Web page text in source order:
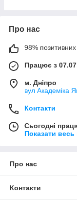
Про нас
98% позитивних
Працює з
м. Дніпро
вул Академіка
Контакти
Сьогодні
Показати весь
Про нас
Контакти